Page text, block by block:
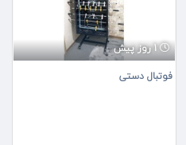
1 روز پیش
فوتبال دستی